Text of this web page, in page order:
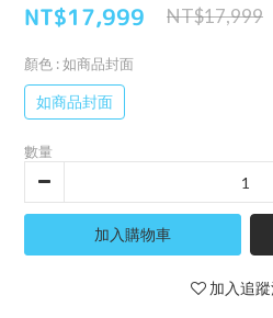
NT$17,999 NT$17,999
顏色 : 如商品封面
如商品封面
數量
加入購物車
加入追